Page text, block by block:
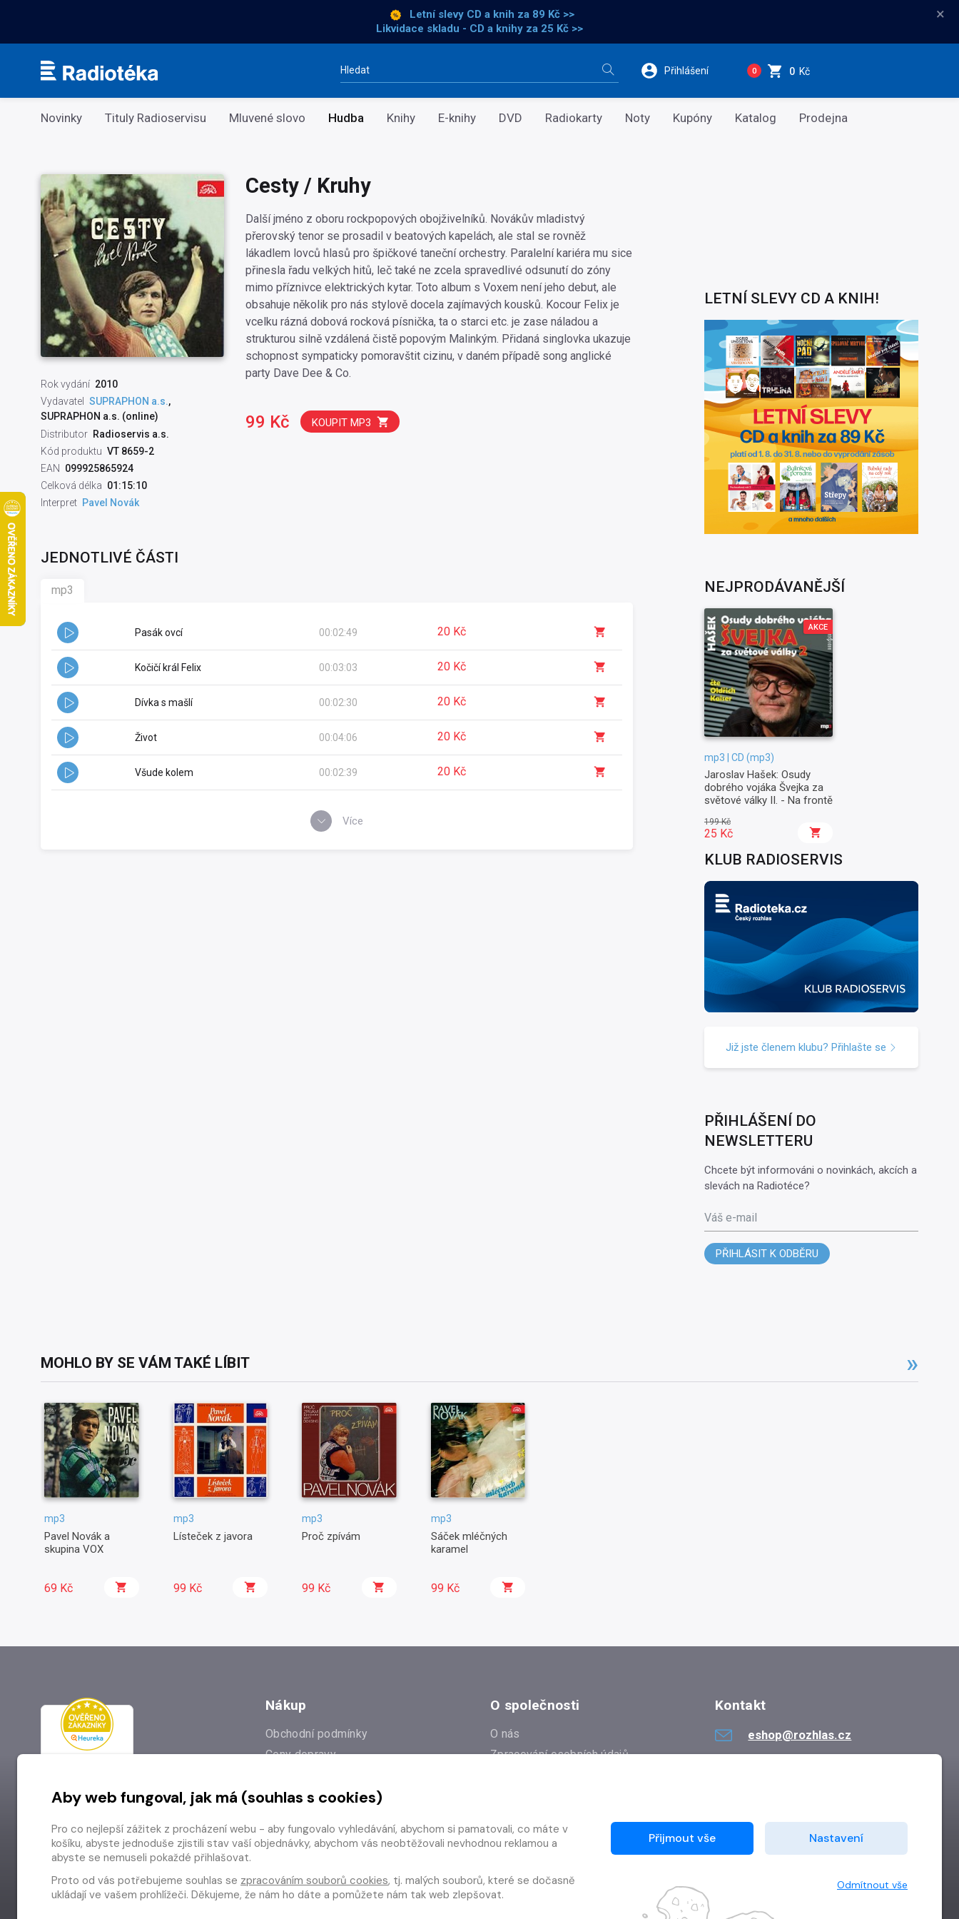
Letní slevy CD a knih za 89 Kč >>
Likvidace skladu - CD a knihy za 25 Kč >>
×
Vyhledávání Přihlášení 0 0 Kč
Kategorie
Novinky Tituly Radioservisu Mluvené slovo Hudba Knihy E-knihy DVD Radiokarty Noty Kupóny Katalog Prodejna
Rok vydání 2010
Vydavatel
SUPRAPHON a.s.,
SUPRAPHON a.s. (online)
Distributor Radioservis a.s.
Kód produktu VT 8659-2
EAN
099925865924
Celková délka 01:15:10
Interpret Pavel Novák
Cesty / Kruhy
Další jméno z oboru rockpopových obojživelníků. Novákův mladistvý
přerovský tenor se prosadil v beatových kapelách, ale stal se rovněž
lákadlem lovců hlasů pro špičkové taneční orchestry. Paralelní kariéra mu sice
přinesla řadu velkých hitů, leč také ne zcela spravedlivé odsunutí do zóny
mimo příznivce elektrických kytar. Toto album s Voxem není jeho debut, ale
obsahuje několik pro nás stylově docela zajímavých kousků. Kocour Felix je
vcelku rázná dobová rocková písnička, ta o starci etc. je zase náladou a
strukturou silně vzdálená čistě popovým Malinkým. Přidaná singlovka ukazuje
schopnost sympaticky pomoravštit cizinu, v daném případě song anglické
party Dave Dee & Co.
99 Kč KOUPIT MP3
JEDNOTLIVÉ ČÁSTI
mp3
Pasák ovcí 00:02:49 20 Kč
Kočičí král Felix 00:03:03 20 Kč
Dívka s mašlí 00:02:30 20 Kč
Život 00:04:06 20 Kč
Všude kolem 00:02:39 20 Kč
Více
LETNÍ SLEVY CD A KNIH!
NEJPRODÁVANĚJŠÍ
AKCE
mp3 | CD (mp3)
Jaroslav Hašek: Osudy
dobrého vojáka Švejka za
světové války II. - Na frontě
199 Kč
25 Kč
KLUB RADIOSERVIS
Již jste členem klubu? Přihlašte se
PŘIHLÁŠENÍ DO
NEWSLETTERU
Chcete být informováni o novinkách, akcích a
slevách na Radiotéce?
Váš e-mail
PŘIHLÁSIT K ODBĚRU
MOHLO BY SE VÁM TAKÉ LÍBIT
mp3
Pavel Novák a
skupina VOX
69 Kč
mp3
Lísteček z javora
99 Kč
mp3
Proč zpívám
99 Kč
mp3
Sáček mléčných
karamel
99 Kč
Nákup
Obchodní podmínky
Ceny dopravy
Prodejna
Odstoupení od smlouvy
O společnosti
O nás
Zpracování osobních údajů
Kontakt
eshop@rozhlas.cz
Aby web fungoval, jak má (souhlas s cookies)
Pro co nejlepší zážitek z procházení webu - aby fungovalo vyhledávání, abychom si pamatovali, co máte v
košíku, abyste jednoduše zjistili stav vaší objednávky, abychom vás neobtěžovali nevhodnou reklamou a
abyste se nemuseli pokaždé přihlašovat.
Proto od vás potřebujeme souhlas se zpracováním souborů cookies, tj. malých souborů, které se dočasně
ukládají ve vašem prohlížeči. Děkujeme, že nám ho dáte a pomůžete nám tak web zlepšovat.
Přijmout vše Nastavení
Odmítnout vše